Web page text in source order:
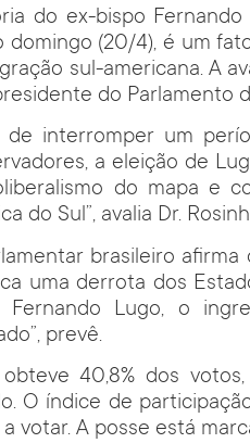
do ex-bispo
domingo (20/4), é um
sul-americana. A
do Parlamento
de interromper um
a eleição de
do mapa e
do Sul”, avalia Dr.
brasileiro
uma derrota dos
Fernando Lugo, o
prevê.
40,8% dos
O índice de
votar. A posse está